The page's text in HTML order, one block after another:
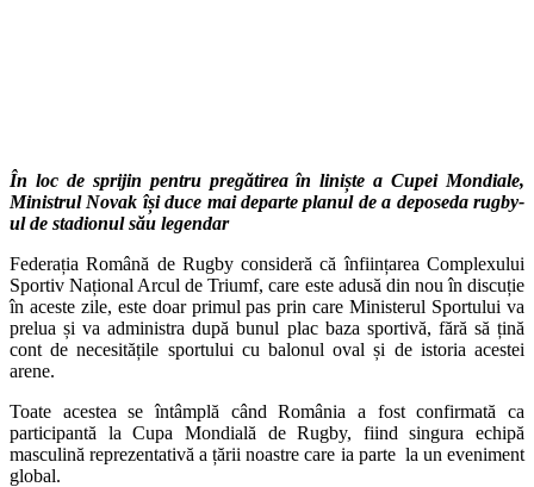
În loc de sprijin pentru pregătirea în liniște a Cupei Mondiale,
Ministrul Novak își duce mai departe planul de a deposeda rugby-
ul de stadionul său legendar
Federația Română de Rugby consideră că înființarea Complexului
Sportiv Național Arcul de Triumf, care este adusă din nou în discuție
în aceste zile, este doar primul pas prin care Ministerul Sportului va
prelua și va administra după bunul plac baza sportivă, fără să țină
cont de necesitățile sportului cu balonul oval și de istoria acestei
arene.
Toate acestea se întâmplă când România a fost confirmată ca
participantă la Cupa Mondială de Rugby, fiind singura echipă
masculină reprezentativă a țării noastre care ia parte la un eveniment
global.